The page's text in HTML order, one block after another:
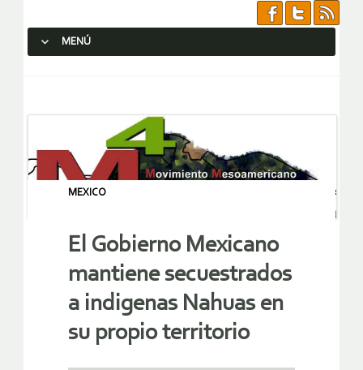
MENÚ
MEXICO
El Gobierno Mexicano
mantiene secuestrados
a indigenas Nahuas en
su propio territorio